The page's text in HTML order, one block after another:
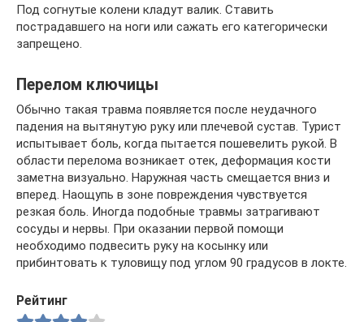
Под согнутые колени кладут валик. Ставить
пострадавшего на ноги или сажать его категорически
запрещено.
Перелом ключицы
Обычно такая травма появляется после неудачного
падения на вытянутую руку или плечевой сустав. Турист
испытывает боль, когда пытается пошевелить рукой. В
области перелома возникает отек, деформация кости
заметна визуально. Наружная часть смещается вниз и
вперед. Наощупь в зоне повреждения чувствуется
резкая боль. Иногда подобные травмы затрагивают
сосуды и нервы. При оказании первой помощи
необходимо подвесить руку на косынку или
прибинтовать к туловищу под углом 90 градусов в локте.
Рейтинг